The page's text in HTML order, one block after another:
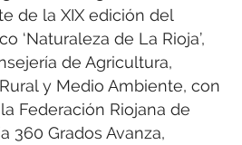
de la XIX edición del
‘Naturaleza de La Rioja’,
de Agricultura,
y Medio Ambiente, con
Federación Riojana de
360 Grados Avanza,